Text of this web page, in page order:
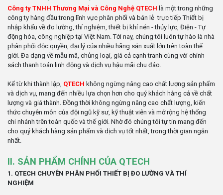
Công ty TNHH Thương Mại và Công Nghệ QTECH là một trong những
công ty hàng đầu trong lĩnh vực phân phối và bán lẻ trực tiếp Thiết bị
nhập khẩu về đo lường, thí nghiệm, thiết bị khí nén - thủy lực, Điện - Tự
động hóa, công nghiệp tại Việt Nam. Tới nay, chúng tôi luôn tự hào là nhà
phân phối độc quyền, đại lý của nhiều hãng sản xuất lớn trên toàn thế
giới. Đa dạng về mẫu mã, chủng loại, giá cả cạnh tranh cùng với chính
sách thanh toán linh động và dịch vụ hậu mãi chu đáo.
Kể từ khi thành lập, QTECH không ngừng nâng cao chất lượng sản phẩm
và dịch vụ, mang đến nhiều lựa chọn hơn cho quý khách hàng cả về chất
lượng và giá thành. Đồng thời không ngừng nâng cao chất lượng, kiến
thức chuyên môn của đội ngũ kỹ sư, kỹ thuật viên và mở rộng hệ thống
chi nhánh trên toàn quốc và thế giới. Nhờ đó chúng tôi tự tin mang đến
cho quý khách hàng sản phẩm và dịch vụ tốt nhất, trong thời gian ngắn
nhất.
II. SẢN PHẨM CHÍNH CỦA QTECH
1. QTECH CHUYÊN PHÂN PHỐI THIẾT BỊ ĐO LƯỜNG VÀ THÍ
NGHIỆM